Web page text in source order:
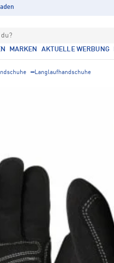
du?
MARKEN AKTUELLE WERBUNG
Langlaufhandschuhe